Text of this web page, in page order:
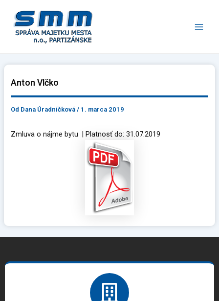
obsah
Anton Vlčko
Od Dana Úradníčková/ 1. marca 2019
Zmluva o nájme bytu | Platnosť do: 31.07.2019